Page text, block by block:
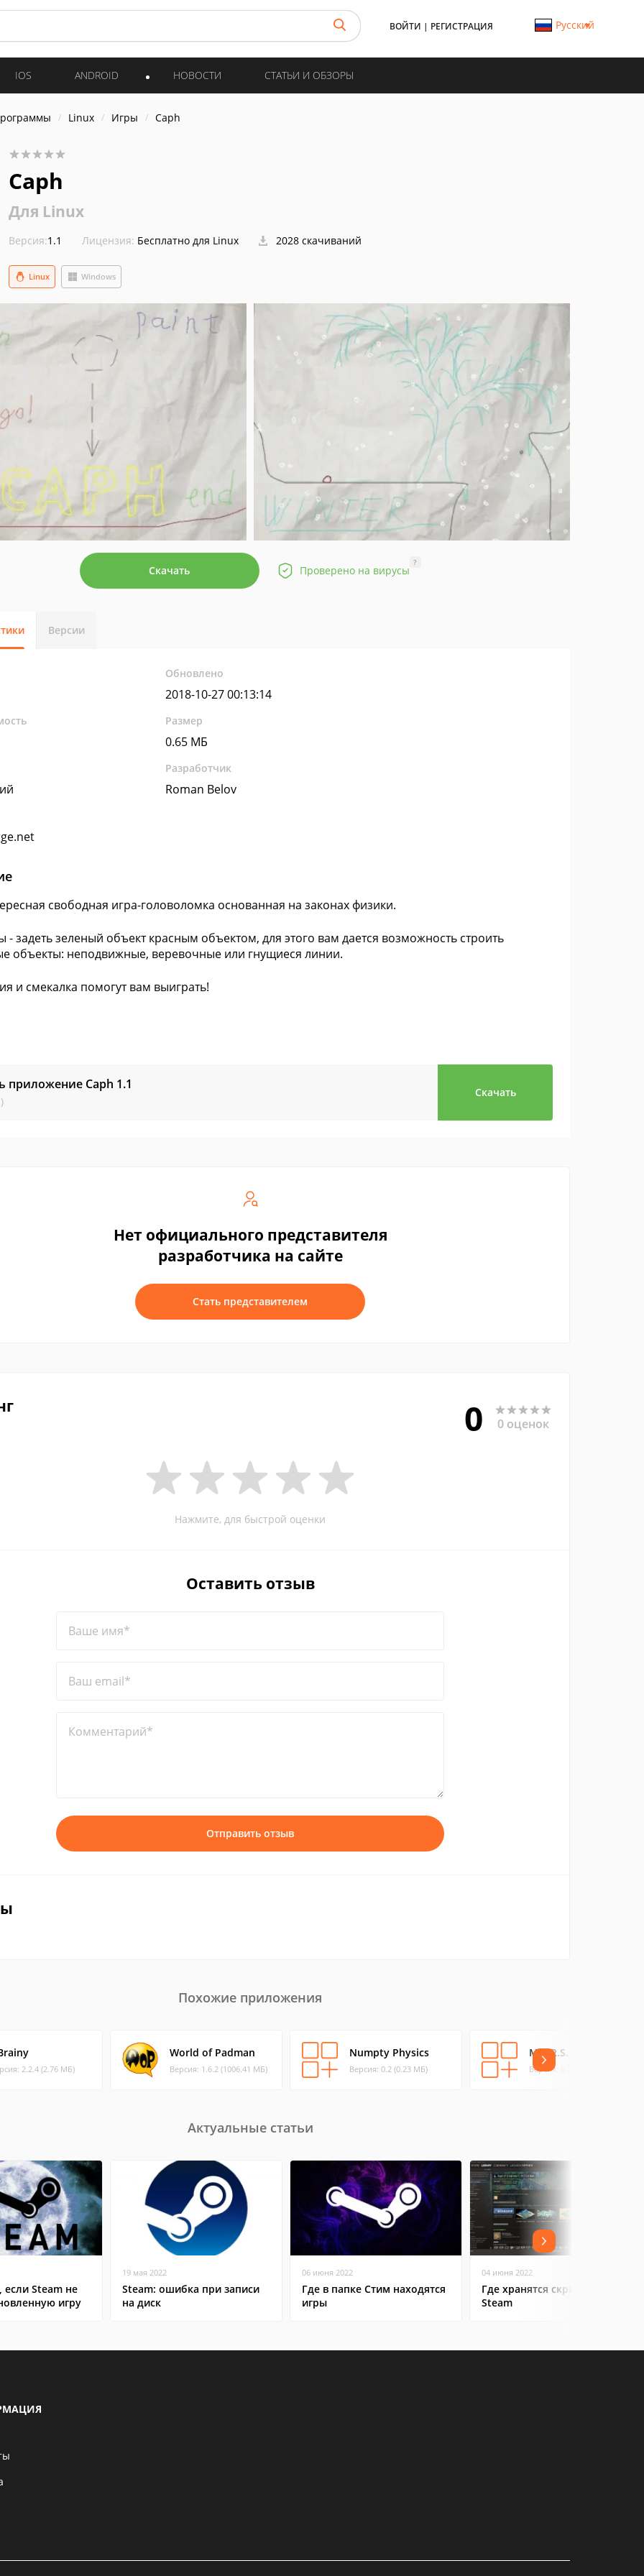
ВОЙТИ | РЕГИСТРАЦИЯ Русский
IOS ANDROID НОВОСТИ СТАТЬИ И ОБЗОРЫ
Linux Игры Caph
Caph
Для Linux
Версия:1.1 Лицензия: Бесплатно для Linux 2028 скачиваний
Windows
Linux
Скачать Проверено на вирусы
?
Версии
Обновлено
2018-10-27 00:13:14
Размер
0.65 МБ
Разработчик
Roman Belov
свободная игра-головоломка основанная на законах физики.
- задеть зеленый объект красным объектом, для этого вам дается возможность строить
объекты: неподвижные, веревочные или гнущиеся линии.
и смекалка помогут вам выиграть!
приложение Caph 1.1
Скачать
Нет официального представителя
разработчика на сайте
Стать представителем
0 0 оценок
Нажмите, для быстрой оценки
Оставить отзыв
Ваше имя*
Ваш email*
Комментарий*
Отправить отзыв
Похожие приложения
2.2.4 (2.76 МБ)
World of Padman
Версия: 1.6.2 (1006.41 МБ)
Numpty Physics
Версия: 0.2 (0.23 МБ)
M.A.R.S.
Версия: 0.7.5 (82.83 МБ)
Актуальные статьи
если Steam не
игру
19 мая 2022
Steam: ошибка при записи
на диск
06 июня 2022
Где в папке Стим находятся
игры
04 июня 2022
Где хранятся скриншоты в
Steam